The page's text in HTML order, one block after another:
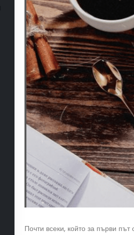
Почти всеки, който за първи път